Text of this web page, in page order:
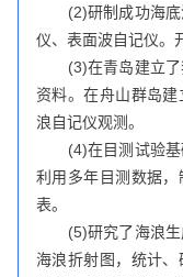
(2)研制成功海底
仪、表面波自记仪。
(3)在青岛建立了
资料。在舟山群岛
浪自记仪观测。
(4)在目测试验基
利用多年目测数据
表。
(5)研究了海浪生
海浪折射图，统计